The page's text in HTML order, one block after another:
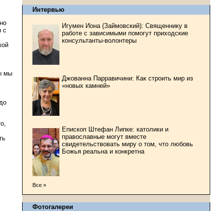
с
мы
Интервью
Игумен Иона (Займовский): Священнику в
работе с зависимыми помогут приходские
консультанты-волонтеры
Джованна Парравичини: Как строить мир из
«новых камней»
Епископ Штефан Липке: католики и
православные могут вместе
свидетельствовать миру о том, что любовь
Божья реальна и конкретна
Все »
Фотогалереи